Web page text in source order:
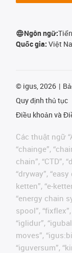
Ngôn ngữ:
Quốc gia: Việt
© igus, 2026
Quy định thủ tục
Điều khoản và
Các thuật ngữ
“chainge”,
chain”, “CTD”,
“dryway”,
ketten”, “e-
“energy chain
spool”, “fixflex”,
“iglidur”,
moves”,
“iguversum”,